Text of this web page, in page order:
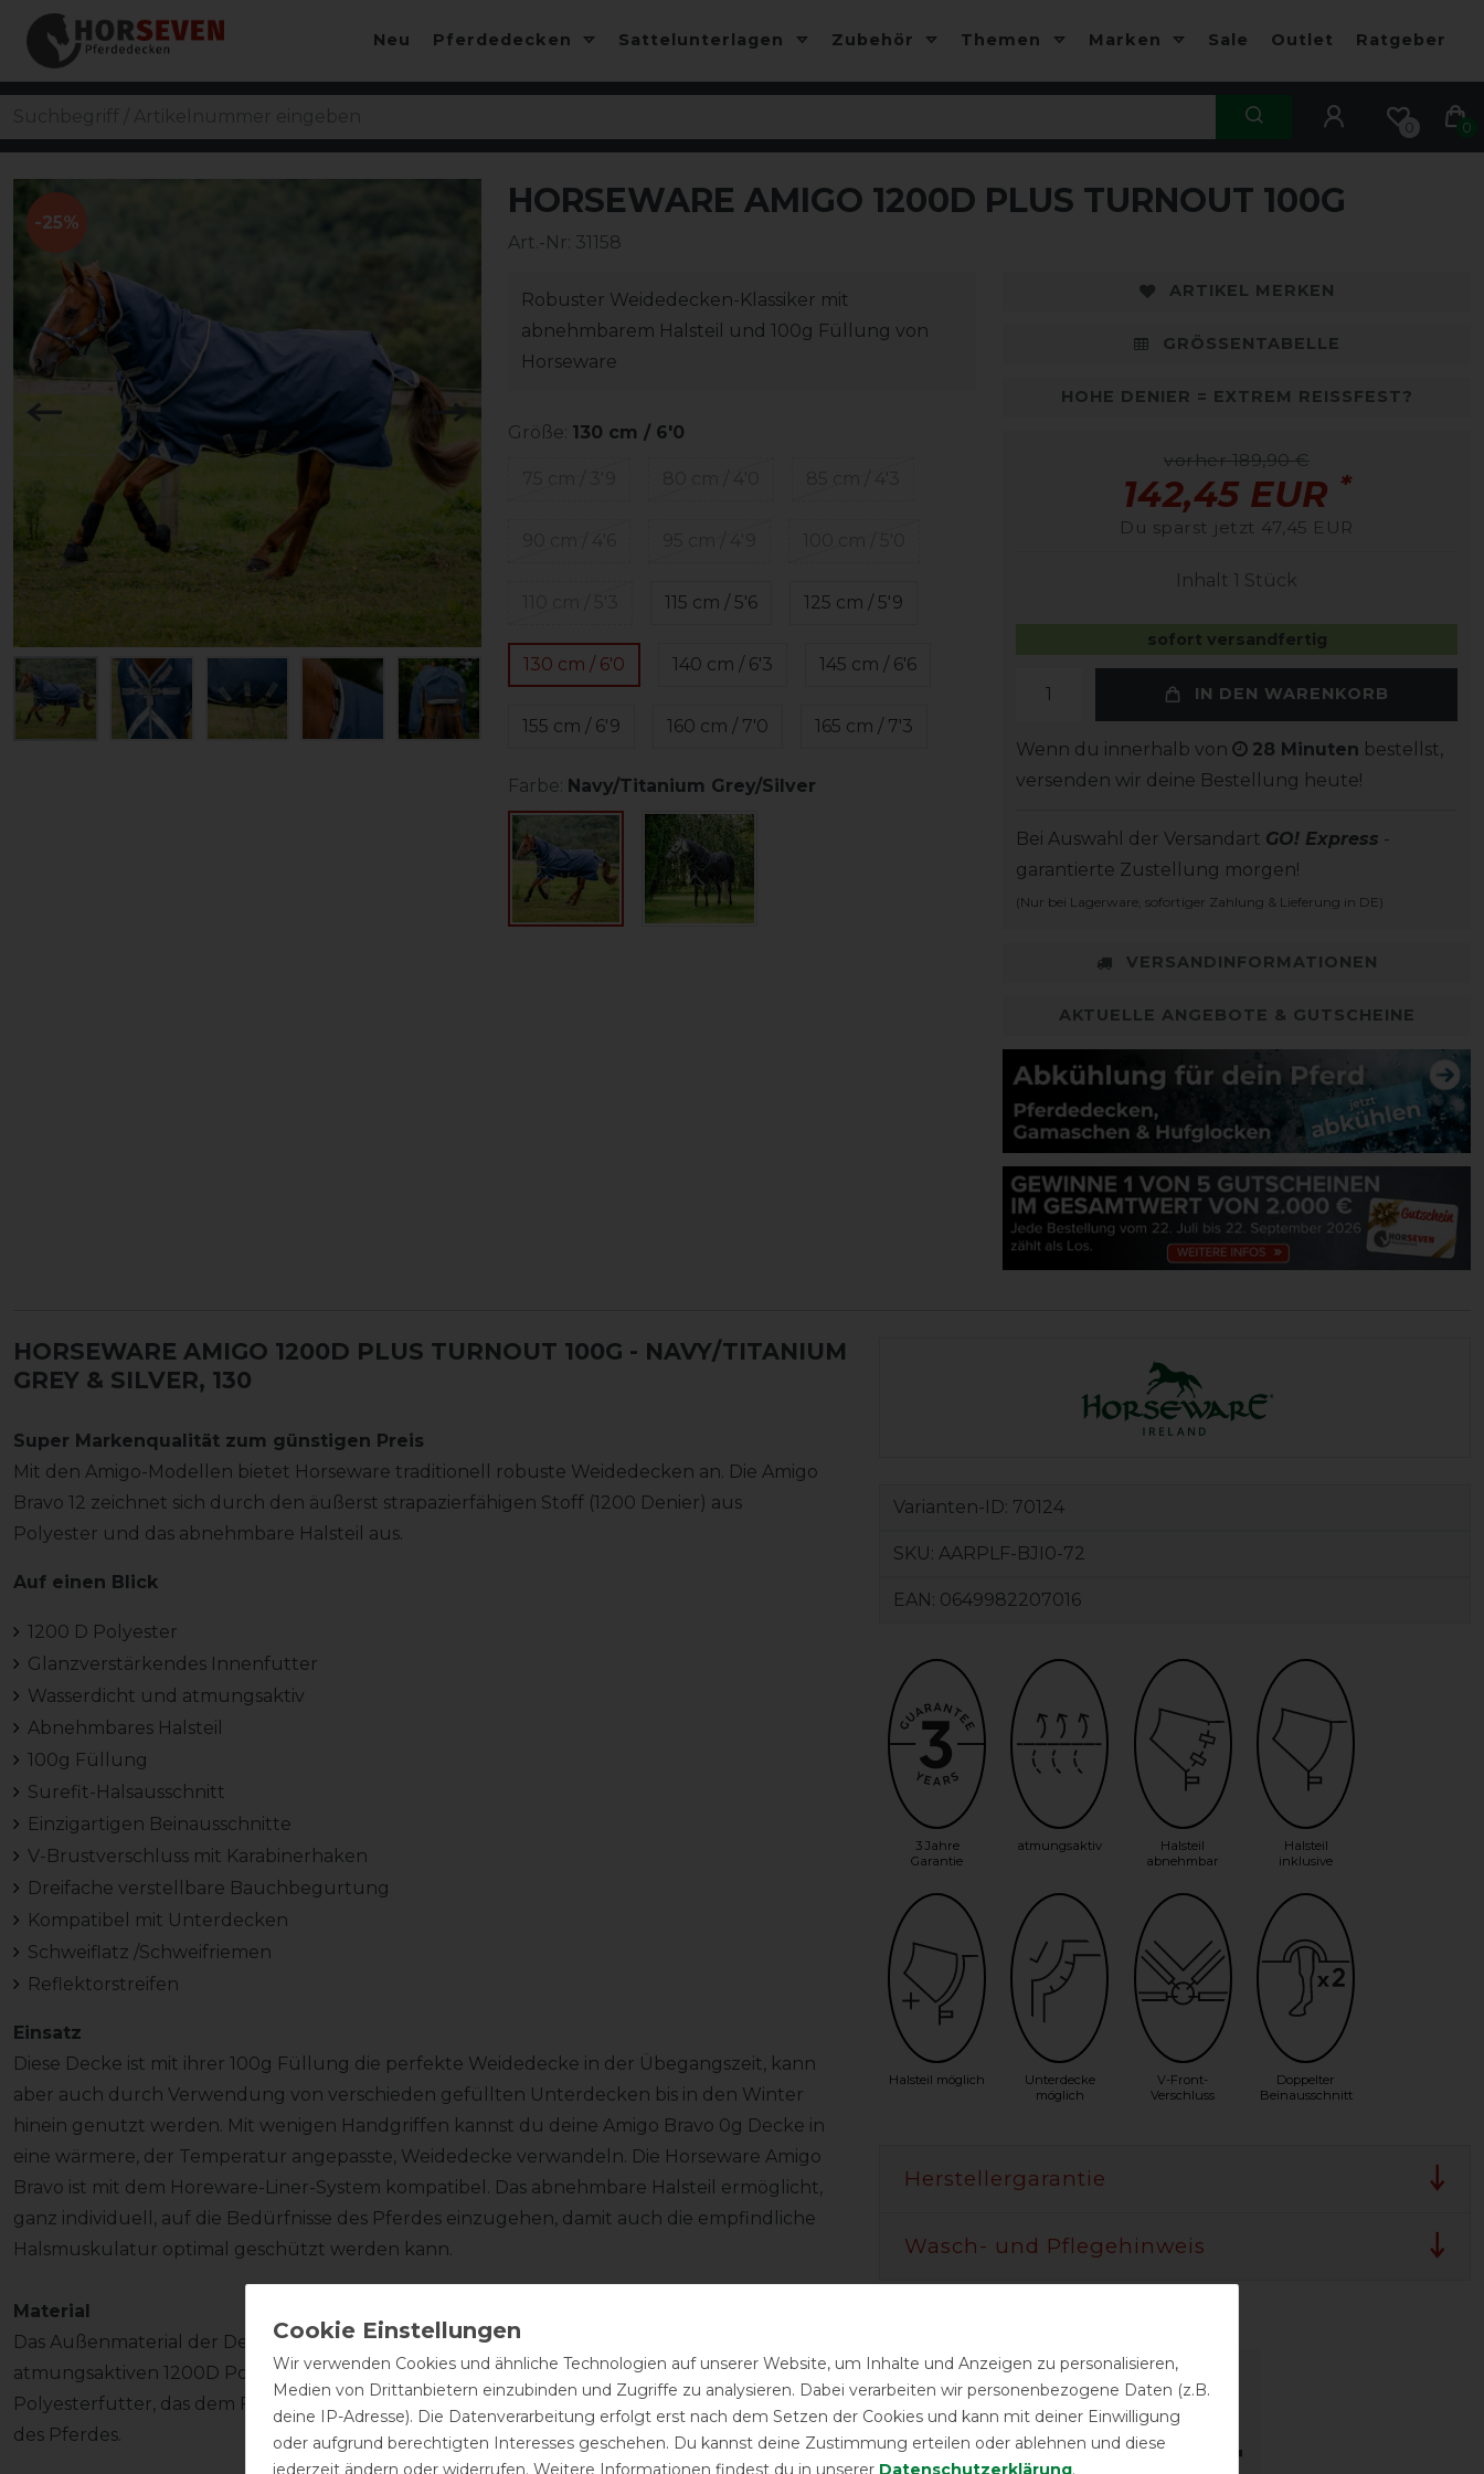
Neu Pferdedecken Sattelunterlagen Zubehör Themen Marken Sale Outlet Ratgeber
0 0
-25%
HORSEWARE AMIGO 1200D PLUS TURNOUT 100G
Art.-Nr: 31158
Robuster Weidedecken-Klassiker mit
abnehmbarem Halsteil und 100g Füllung von
Horseware
Größe: 130 cm / 6'0
115 cm / 5'6 125 cm / 5'9
130 cm / 6'0 140 cm / 6'3 145 cm / 6'6
155 cm / 6'9 160 cm / 7'0 165 cm / 7'3
Farbe: Navy/Titanium Grey/Silver
ARTIKEL MERKEN
GRÖSSENTABELLE
HOHE DENIER = EXTREM REISSFEST?
vorher 189,90 €
142,45 EUR *
Du sparst jetzt 47,45 EUR
Inhalt 1 Stück
sofort versandfertig
IN DEN WARENKORB
Wenn du innerhalb von 28 Minuten bestellst,
versenden wir deine Bestellung heute!
Bei Auswahl der Versandart GO! Express -
garantierte Zustellung morgen!
(Nur bei Lagerware, sofortiger Zahlung & Lieferung in DE)
VERSANDINFORMATIONEN
AKTUELLE ANGEBOTE & GUTSCHEINE
HORSEWARE AMIGO 1200D PLUS TURNOUT 100G - NAVY/TITANIUM
GREY & SILVER, 130
Super Markenqualität zum günstigen Preis
Mit den Amigo-Modellen bietet Horseware traditionell robuste Weidedecken an. Die Amigo
Bravo 12 zeichnet sich durch den äußerst strapazierfähigen Stoff (1200 Denier) aus
Polyester und das abnehmbare Halsteil aus.
Auf einen Blick
1200 D Polyester
Glanzverstärkendes Innenfutter
Wasserdicht und atmungsaktiv
Abnehmbares Halsteil
100g Füllung
Surefit-Halsausschnitt
Einzigartigen Beinausschnitte
V-Brustverschluss mit Karabinerhaken
Dreifache verstellbare Bauchbegurtung
Kompatibel mit Unterdecken
Schweiflatz /Schweifriemen
Reflektorstreifen
Einsatz
Diese Decke ist mit ihrer 100g Füllung die perfekte Weidedecke in der Übegangszeit, kann
aber auch durch Verwendung von verschieden gefüllten Unterdecken bis in den Winter
hinein genutzt werden. Mit wenigen Handgriffen kannst du deine Amigo Bravo 0g Decke in
eine wärmere, der Temperatur angepasste, Weidedecke verwandeln. Die Horseware Amigo
Bravo ist mit dem Horeware-Liner-System kompatibel. Das abnehmbare Halsteil ermöglicht,
ganz individuell, auf die Bedürfnisse des Pferdes einzugehen, damit auch die empfindliche
Halsmuskulatur optimal geschützt werden kann.
Material
Das Außenmaterial der Decke wird aus einem starken, wasserdichten und gleichzeitig äußerst
atmungsaktiven 1200D Polyestergewebe gefertigt. Innen sorgt ein seidiges, atmungsaktives
Polyesterfutter, das dem Fell zusätzlich einen seidigen Glanz verleiht, für das Wohlbefinden
des Pferdes.
Varianten-ID: 70124
SKU: AARPLF-BJI0-72
EAN: 0649982207016
3 Jahre
Garantie
atmungsaktiv
Halsteil
abnehmbar
Halsteil
inklusive
Halsteil möglich
Unterdecke
möglich
V-Front-
Verschluss
Doppelter
Beinausschnitt
Herstellergarantie
Wasch- und Pflegehinweis
Wir verwenden Cookies und ähnliche Technologien auf unserer Website, um Inhalte und Anzeigen zu personalisieren,
Medien von Drittanbietern einzubinden und Zugriffe zu analysieren. Dabei verarbeiten wir personenbezogene Daten (z.B.
deine IP-Adresse). Die Datenverarbeitung erfolgt erst nach dem Setzen der Cookies und kann mit deiner Einwilligung
oder aufgrund berechtigten Interesses geschehen. Du kannst deine Zustimmung erteilen oder ablehnen und diese
jederzeit ändern oder widerrufen. Weitere Informationen findest du in unserer Daten­schutz­erklärung.